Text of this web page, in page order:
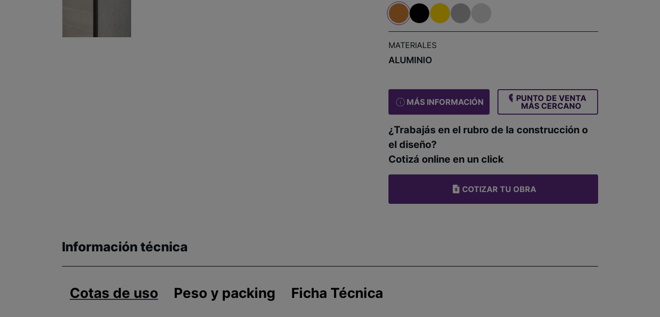
MATERIALES
ALUMINIO
MÁS INFORMACIÓN
PUNTO DE VENTA
MÁS CERCANO
¿Trabajás en el rubro de la construcción o
el diseño?
Cotizá online en un click
COTIZAR TU OBRA
Información técnica
Cotas de uso Peso y packing Ficha Técnica